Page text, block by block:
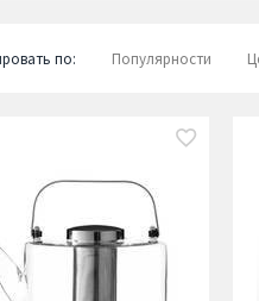
по: Популярности